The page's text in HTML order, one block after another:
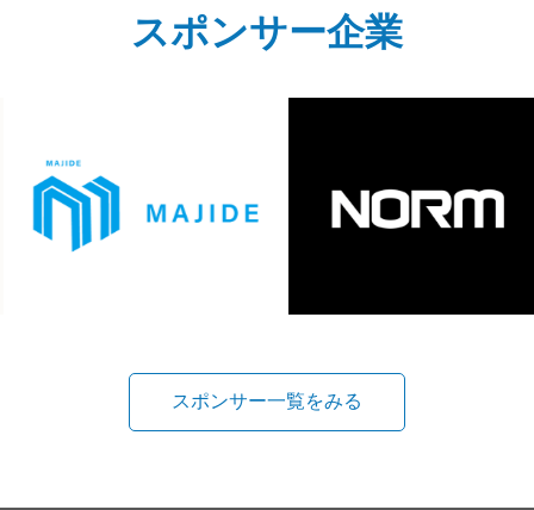
スポンサー企業
スポンサー一覧をみる